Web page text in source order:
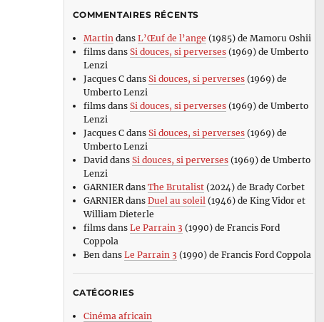
COMMENTAIRES RÉCENTS
Martin dans L’Œuf de l’ange (1985) de Mamoru Oshii
filmsdans Si douces, si perverses(1969) de Umberto
Lenzi
Jacques Cdans Si douces, si perverses(1969) de
Umberto Lenzi
filmsdans Si douces, si perverses(1969) de Umberto
Lenzi
Jacques Cdans Si douces, si perverses(1969) de
Umberto Lenzi
David dans Si douces, si perverses(1969) de Umberto
Lenzi
GARNIERdans The Brutalist(2024) de Brady Corbet
GARNIERdans Duel au soleil (1946) de King Vidor et
William Dieterle
filmsdans Le Parrain 3 (1990) de Francis Ford
Coppola
Ben dans Le Parrain 3 (1990) de Francis Ford Coppola
CATÉGORIES
Cinéma africain